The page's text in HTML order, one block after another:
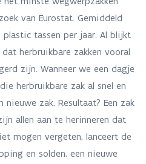
van Eurostat. Gemiddeld
plastic tassen per jaar. Al blijkt
herbruikbare zakken vooral
zijn. Wanneer we een dagje
herbruikbare zak al snel en
zak. Resultaat? Een zak
allen aan te herinneren dat
mogen vergeten, lanceert de
en solden, een nieuwe